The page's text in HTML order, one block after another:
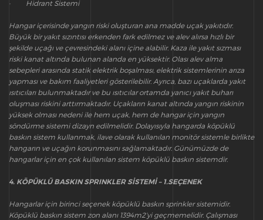
· Hidrant Sistemi
Hangar içerisinde yangın riski oluşturan ana madde uçak yakıtıdır.
Büyük bir yakıt sızıntısı erkenden fark edilmez ve alev alırsa hızlı bir
şekilde uçağı ve çevresindeki alanı içine alabilir. Kaza ile yakıt sızması
riski kanat altında bulunan alanda en yüksektir. Olası alev alma
sebepleri arasında statik elektrik boşalması, elektrik sistemlerinin arıza
yapması ve bakım faaliyetleri gösterilebilir. Ayrıca, bazı uçaklarda yakıt
ısıtıcıları bulunmaktadır ve bu ısıtıcılar ortamda yanıcı yakıt buharı
oluşması riskini arttırmaktadır. Uçakların kanat altında yangın riskinin
yüksek olması nedeni ile hem uçak, hem de hangar için yangın
söndürme sistemi dizayn edilmelidir. Dolayısıyla hangarda köpüklü
baskın sistem kullanmak, ilave olarak kullanılan monitör sistemle birlikte
hangarın ve uçağın korunmasını sağlamaktadır. Günümüzde de
hangarlar için en çok kullanılan sistem köpüklü baskın sistemdir.
4. KÖPÜKLÜ BASKIN SPRINKLER SİSTEMİ – 1.SEÇENEK
Hangarlar için birinci seçenek köpüklü baskın sprinkler sistemidir.
Köpüklü baskın sistem zon alanı 1394m2’yi geçmemelidir. Çalışması